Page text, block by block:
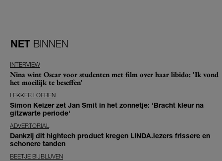
NET BINNEN
INTERVIEW
Nina wint Oscar voor studenten met film over haar libido: 'Ik vond
het moeilijk te beseffen'
LEKKER LOEREN
Simon Keizer zet Jan Smit in het zonnetje: 'Bracht kleur na
gitzwarte periode'
ADVERTORIAL
Dankzij dit hightech product kregen LINDA.lezers frissere en
schonere tanden
BEETJE BIJBLIJVEN